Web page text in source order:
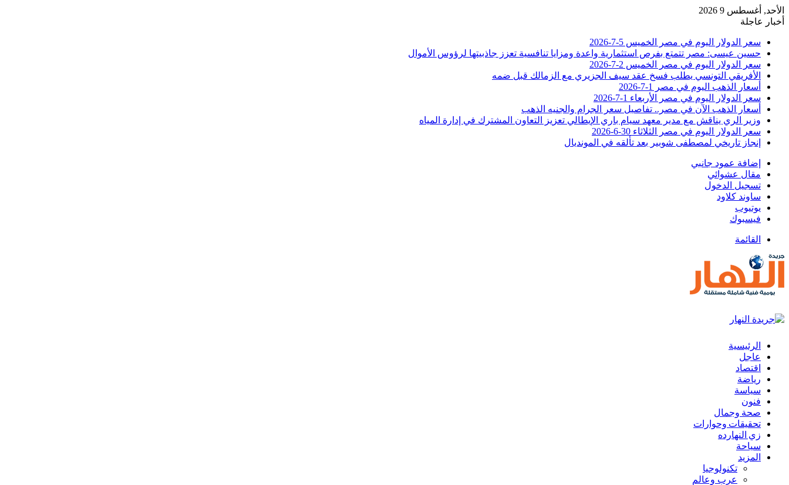
الأحد, أغسطس 9 2026
أخبار عاجلة
سعر الدولار اليوم في مصر الخميس 5-7-2026
حسين عيسى: مصر تتمتع بفرص استثمارية واعدة ومزايا تنافسية تعزز جاذبيتها لرؤوس الأموال
سعر الدولار اليوم في مصر الخميس 2-7-2026
الأفريقي التونسي يطلب فسخ عقد سيف الجزيري مع الزمالك قبل ضمه
أسعار الذهب اليوم في مصر 1-7-2026
سعر الدولار اليوم في مصر الأربعاء 1-7-2026
أسعار الذهب الآن في مصر.. تفاصيل سعر الجرام والجنيه الذهب
وزير الري يناقش مع مدير معهد سيام باري الإيطالي تعزيز التعاون المشترك في إدارة المياه
سعر الدولار اليوم في مصر الثلاثاء 30-6-2026
إنجاز تاريخي لمصطفى شوبير بعد تألقه في المونديال
إضافة عمود جانبي
مقال عشوائي
تسجيل الدخول
ساوند كلاود
يوتيوب
فيسبوك
القائمة
الرئيسية
عاجل
اقتصاد
رياضة
سياسة
فنون
صحة وجمال
تحقيقات وحوارات
زي النهارده
سياحة
المزيد
تكنولوجيا
عرب وعالم